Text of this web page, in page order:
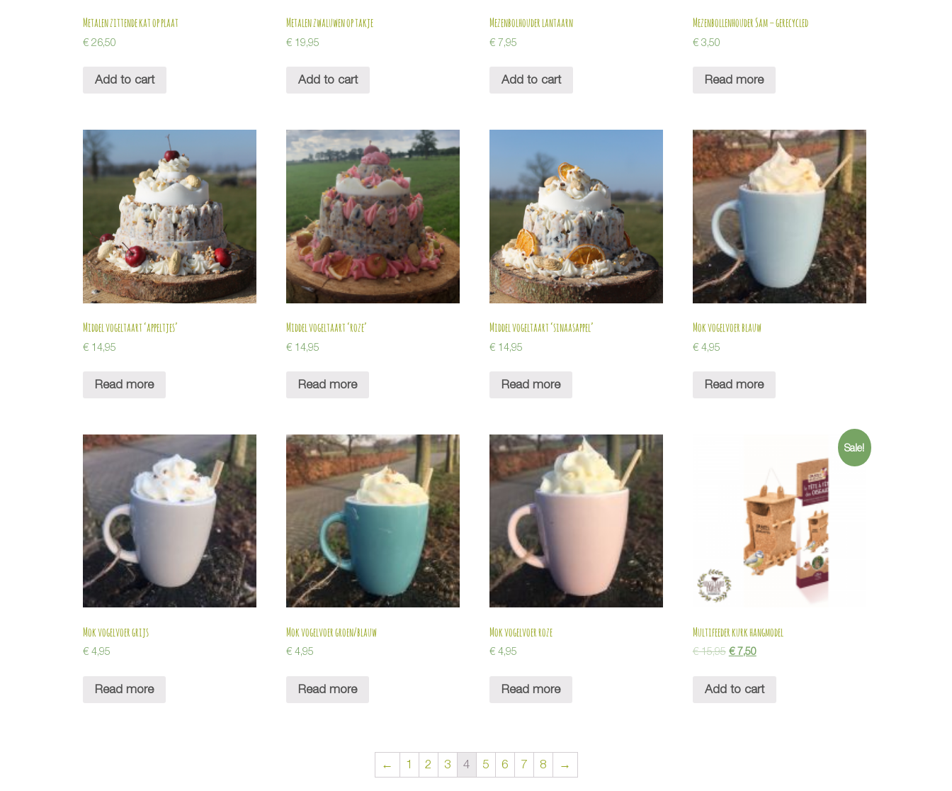
Metalen zittende kat op plaat
€ 26,50
Add to cart
Metalen zwaluwen op takje
€19,95
Add to cart
Mezenbolhouder lantaarn
€7,95
Add to cart
Mezenbollenhouder Sam – gerecycled
€3,50
Read more
Middel vogeltaart ‘appeltjes’
€ 14,95
Read more
Middel vogeltaart ‘roze’
€14,95
Read more
Middel vogeltaart ‘sinaasappel’
€14,95
Read more
Mok vogelvoer blauw
€4,95
Read more
Mok vogelvoer grijs
€ 4,95
Read more
Mok vogelvoer groen/blauw
€4,95
Read more
Mok vogelvoer roze
€4,95
Read more
Sale!
Multifeeder kurk hangmodel
€15,95 €7,50
Add to cart
← 1 2 3 4 5 6 7 8 →